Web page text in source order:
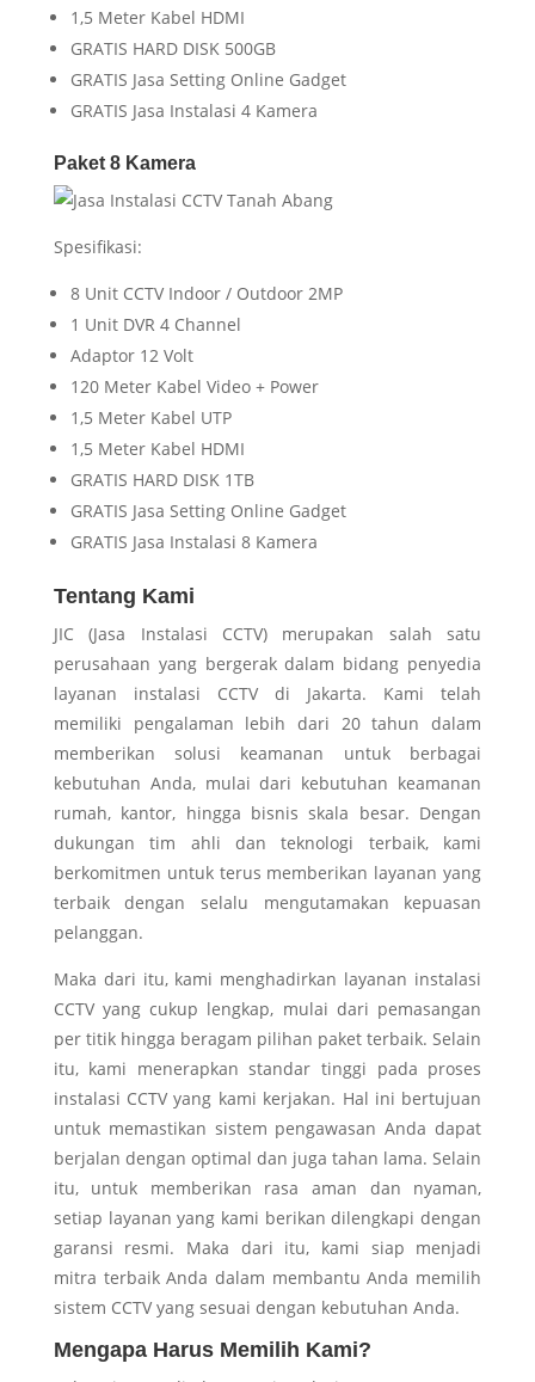
1,5 Meter Kabel HDMI
GRATIS HARD DISK 500GB
GRATIS Jasa Setting Online Gadget
GRATIS Jasa Instalasi 4 Kamera
Paket 8 Kamera
Spesifikasi:
8 Unit CCTV Indoor / Outdoor 2MP
1 Unit DVR 4 Channel
Adaptor 12 Volt
120 Meter Kabel Video + Power
1,5 Meter Kabel UTP
1,5 Meter Kabel HDMI
GRATIS HARD DISK 1TB
GRATIS Jasa Setting Online Gadget
GRATIS Jasa Instalasi 8 Kamera
Tentang Kami
JIC (Jasa Instalasi CCTV) merupakan salah satu
perusahaan yang bergerak dalam bidang penyedia
layanan instalasi CCTV di Jakarta. Kami telah
memiliki pengalaman lebih dari 20 tahun dalam
memberikan solusi keamanan untuk berbagai
kebutuhan Anda, mulai dari kebutuhan keamanan
rumah, kantor, hingga bisnis skala besar. Dengan
dukungan tim ahli dan teknologi terbaik, kami
berkomitmen untuk terus memberikan layanan yang
terbaik dengan selalu mengutamakan kepuasan
pelanggan.
Maka dari itu, kami menghadirkan layanan instalasi
CCTV yang cukup lengkap, mulai dari pemasangan
per titik hingga beragam pilihan paket terbaik. Selain
itu, kami menerapkan standar tinggi pada proses
instalasi CCTV yang kami kerjakan. Hal ini bertujuan
untuk memastikan sistem pengawasan Anda dapat
berjalan dengan optimal dan juga tahan lama. Selain
itu, untuk memberikan rasa aman dan nyaman,
setiap layanan yang kami berikan dilengkapi dengan
garansi resmi. Maka dari itu, kami siap menjadi
mitra terbaik Anda dalam membantu Anda memilih
sistem CCTV yang sesuai dengan kebutuhan Anda.
Mengapa Harus Memilih Kami?